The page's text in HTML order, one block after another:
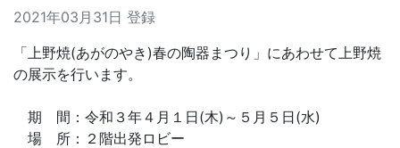
2021年03月31日 登録
「上野焼(あがのやき)春の陶器まつり」にあわせて上野焼
の展示を行います。
期 間：令和３年４月１日(木)～５月５日(水)
場 所：２階出発ロビー